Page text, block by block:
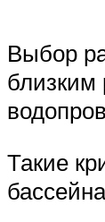
Выбор
близким
Такие